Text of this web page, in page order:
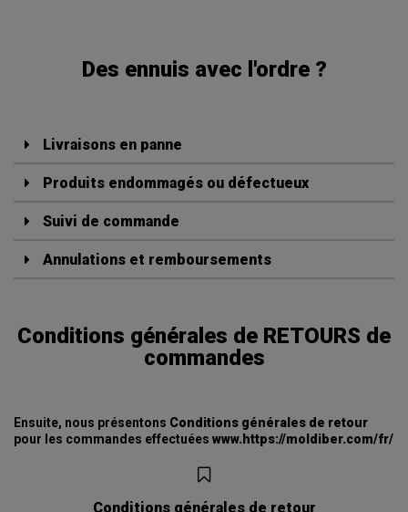
Des ennuis avec l'ordre ?
Livraisons en panne
Produits endommagés ou défectueux
Suivi de commande
Annulations et remboursements
Conditions générales de RETOURS de
commandes
Ensuite, nous présentons Conditions générales de retour
pour les commandes effectuées www.https://moldiber.com/fr/
Conditions générales de retour